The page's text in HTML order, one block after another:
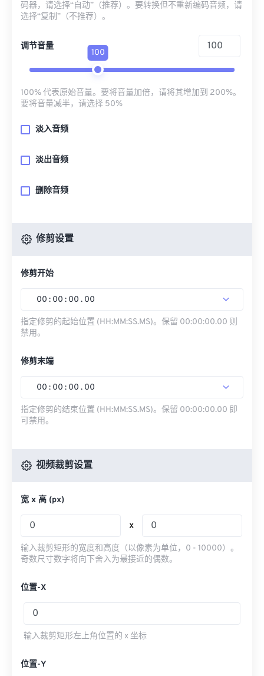
码器，请选择“自动”（推荐）。要转换但不重新编码音频，请
选择“复制”（不推荐）。
调节音量
100
100% 代表原始音量。要将音量加倍，请将其增加到 200%。
要将音量减半，请选择 50%
淡入音频
淡出音频
删除音频
修剪设置
修剪开始
00 : 00 : 00 . 00
指定修剪的起始位置 (HH:MM:SS.MS)。保留 00:00:00.00 则
禁用。
修剪末端
00 : 00 : 00 . 00
指定修剪的结束位置 (HH:MM:SS.MS)。保留 00:00:00.00 即
可禁用。
视频裁剪设置
宽 x 高 (px)
x
输入裁剪矩形的宽度和高度（以像素为单位，0 - 10000）。
奇数尺寸数字将向下舍入为最接近的偶数。
位置-X
输入裁剪矩形左上角位置的 x 坐标
位置-Y